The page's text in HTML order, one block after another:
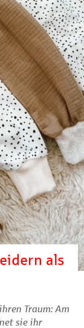
als
Traum: Am
sie ihr